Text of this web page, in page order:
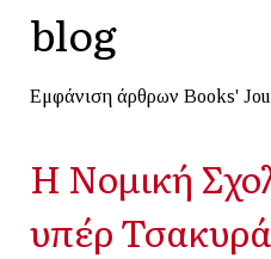
blog
Εμφάνιση άρθρων Books'
Η Νομική
υπέρ